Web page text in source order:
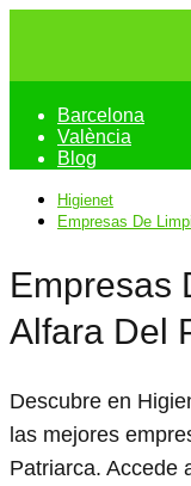
Barcelona
València
Blog
Higienet
Empresas De
Empresas
Alfara Del
Descubre en
las mejores
Patriarca. Accede